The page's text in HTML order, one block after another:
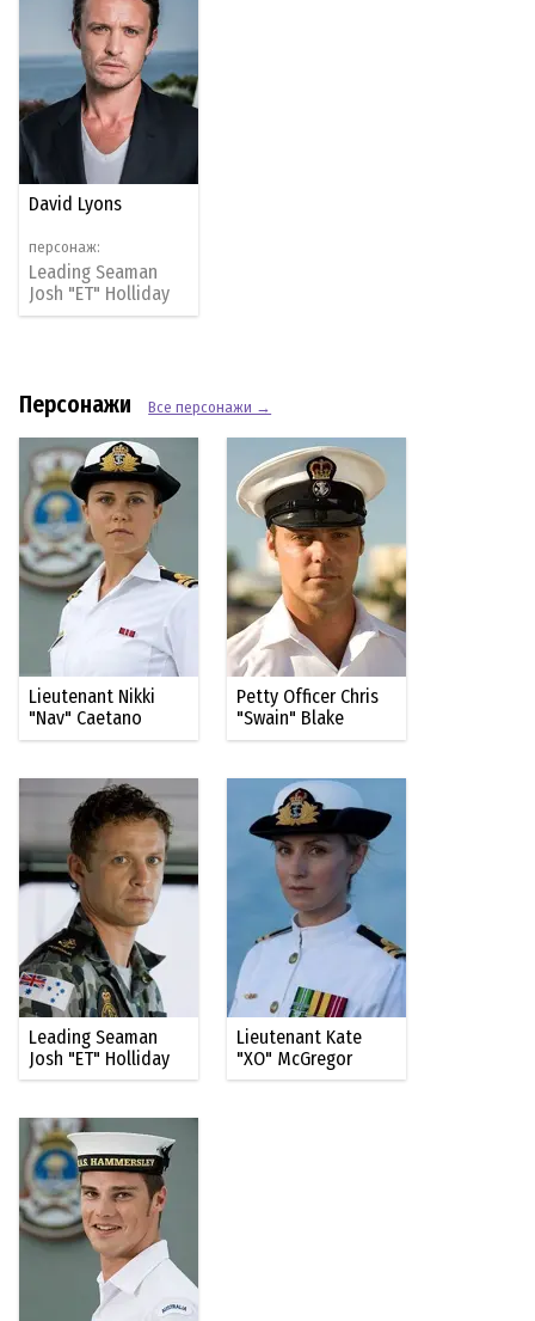
David Lyons
персонаж:
Leading Seaman
Josh "ET" Holliday
Персонажи Все персонажи →
Lieutenant Nikki
"Nav" Caetano
Petty Officer Chris
"Swain" Blake
Leading Seaman
Josh "ET" Holliday
Lieutenant Kate
"XO" McGregor